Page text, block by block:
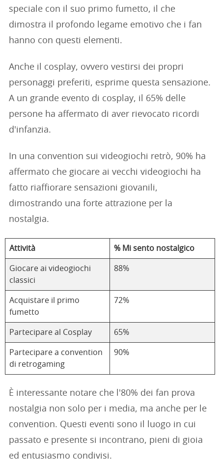
speciale con il suo primo fumetto, il che
dimostra il profondo legame emotivo che i fan
hanno con questi elementi.
Anche il cosplay, ovvero vestirsi dei propri
personaggi preferiti, esprime questa sensazione.
A un grande evento di cosplay, il 65% delle
persone ha affermato di aver rievocato ricordi
d'infanzia.
In una convention sui videogiochi retrò, 90% ha
affermato che giocare ai vecchi videogiochi ha
fatto riaffiorare sensazioni giovanili,
dimostrando una forte attrazione per la
nostalgia.
Attività % Mi sento nostalgico
Giocare ai videogiochi
classici
88%
Acquistare il primo
fumetto
72%
Partecipare al Cosplay 65%
Partecipare a convention
di retrogaming
90%
È interessante notare che l'80% dei fan prova
nostalgia non solo per i media, ma anche per le
convention. Questi eventi sono il luogo in cui
passato e presente si incontrano, pieni di gioia
ed entusiasmo condivisi.